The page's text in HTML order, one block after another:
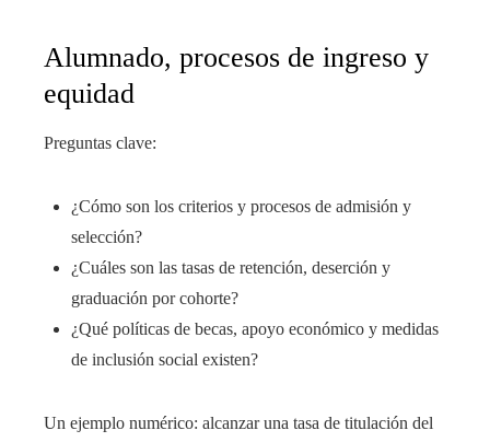
Alumnado, procesos de ingreso y
equidad
Preguntas clave:
¿Cómo son los criterios y procesos de admisión y
selección?
¿Cuáles son las tasas de retención, deserción y
graduación por cohorte?
¿Qué políticas de becas, apoyo económico y medidas
de inclusión social existen?
Un ejemplo numérico: alcanzar una tasa de titulación del